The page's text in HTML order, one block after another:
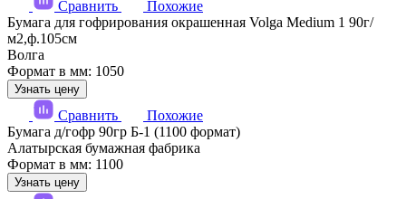
Сравнить
Похожие
Бумага для гофрирования окрашенная Volga Medium 1 90г/
м2,ф.105см
Волга
Формат в мм: 1050
Узнать цену
Сравнить
Похожие
Бумага д/гофр 90гр Б-1 (1100 формат)
Алатырская бумажная фабрика
Формат в мм: 1100
Узнать цену